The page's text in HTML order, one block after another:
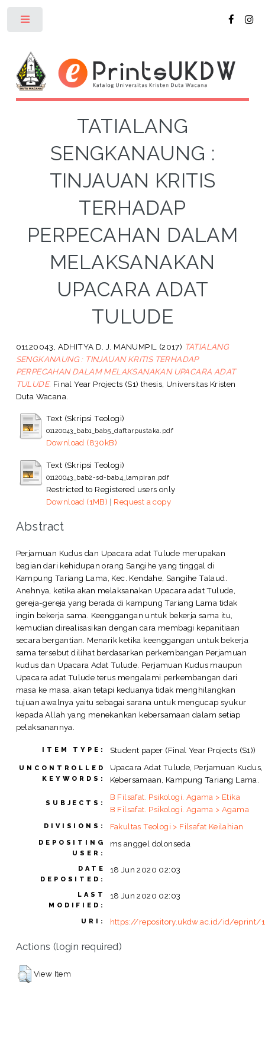
TATIALANG
SENGKANAUNG :
TINJAUAN KRITIS
TERHADAP
PERPECAHAN DALAM
MELAKSANAKAN
UPACARA ADAT
TULUDE
01120043, ADHITYA D. J. MANUMPIL (2017) TATIALANG
SENGKANAUNG : TINJAUAN KRITIS TERHADAP
PERPECAHAN DALAM MELAKSANAKAN UPACARA ADAT
TULUDE. Final Year Projects (S1) thesis, Universitas Kristen
Duta Wacana.
Text (Skripsi Teologi)
01120043_bab1_bab5_daftarpustaka.pdf
Download (830kB)
Text (Skripsi Teologi)
01120043_bab2-sd-bab4_lampiran.pdf
Restricted to Registered users only
Download (1MB) | Request a copy
Abstract
Perjamuan Kudus dan Upacara adat Tulude merupakan
bagian dari kehidupan orang Sangihe yang tinggal di
Kampung Tariang Lama, Kec. Kendahe, Sangihe Talaud.
Anehnya, ketika akan melaksanakan Upacara adat Tulude,
gereja-gereja yang berada di kampung Tariang Lama tidak
ingin bekerja sama. Keenggangan untuk bekerja sama itu,
kemudian direalisasikan dengan cara membagi kepanitiaan
secara bergantian. Menarik ketika keenggangan untuk bekerja
sama tersebut dilihat berdasarkan perkembangan Perjamuan
kudus dan Upacara Adat Tulude. Perjamuan Kudus maupun
Upacara adat Tulude terus mengalami perkembangan dari
masa ke masa, akan tetapi keduanya tidak menghilangkan
tujuan awalnya yaitu sebagai sarana untuk mengucap syukur
kepada Allah yang menekankan kebersamaan dalam setiap
pelaksanannya.
ITEM TYPE: Student paper (Final Year Projects (S1))
UNCONTROLLED
KEYWORDS:
Upacara Adat Tulude, Perjamuan Kudus,
Kebersamaan, Kampung Tariang Lama.
SUBJECTS:
B Filsafat. Psikologi. Agama > Etika
B Filsafat. Psikologi. Agama > Agama
DIVISIONS: Fakultas Teologi > Filsafat Keilahian
DEPOSITING
USER:
ms anggel dolonseda
DATE
DEPOSITED:
18 Jun 2020 02:03
LAST
MODIFIED:
18 Jun 2020 02:03
URI: https://repository.ukdw.ac.id/id/eprint/
Actions (login required)
View Item